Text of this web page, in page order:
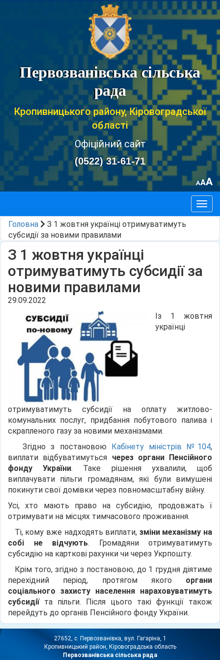
Первозванівська сільська
рада
Кропивницького району, Кіровоградської
області
Офіційний сайт
(0522) 31-61-71
AAA
Головна
З 1 жовтня українці отримуватимуть
субсидії за новими правилами
З 1 жовтня українці
отримуватимуть субсидії за
новими правилами
29.09.2022
Із 1 жовтня
українці
отримуватимуть субсидії на оплату житлово-
комунальних послуг, придбання побутового палива і
скрапленого газу за новими механізмами.
Згідно з постановоюКабінету міністрів №104,
виплати відбуватимуться через органи Пенсійного
фонду України. Таке рішення ухвалили, щоб
виплачувати пільги громадянам, які були вимушені
покинути свої домівки через повномасштабну війну.
Усі, хто мають право на субсидію, продовжать ї
отримувати на місцях тимчасового проживання.
Ті, кому вже надходять виплати, зміни механізму на
собі не відчують. Громадяни отримуватимуть
субсидію на карткові рахунки чи через Укрпошту.
Крім того, згідно з постановою, до 1 грудня діятиме
перехідний період, протягом якого органи
соціального захисту населення нараховуватимуть
субсидіїта пільги. Після цього такі функції також
перейдуть до органів Пенсійного фонду України.
27652, с. Первозванівка, вул. Гагаріна, 1
Кропивницький район, Кіровоградська область
Первозванівська сільська рада